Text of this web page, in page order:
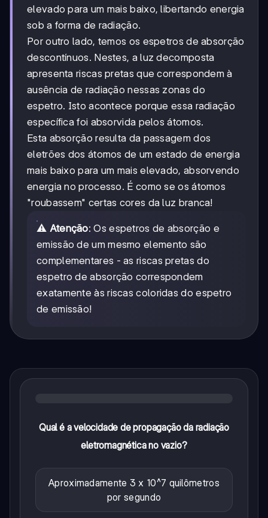
elevado para um mais baixo, libertando energia
sob a forma de radiação.
Por outro lado, temos os espetros de absorção
descontínuos. Nestes, a luz decomposta
apresenta riscas pretas que correspondem à
ausência de radiação nessas zonas do
espetro. Isto acontece porque essa radiação
específica foi absorvida pelos átomos.
Esta absorção resulta da passagem dos
eletrões dos átomos de um estado de energia
mais baixo para um mais elevado, absorvendo
energia no processo. É como se os átomos
"roubassem" certas cores da luz branca!
⚠️ Atenção: Os espetros de absorção e
emissão de um mesmo elemento são
complementares - as riscas pretas do
espetro de absorção correspondem
exatamente às riscas coloridas do espetro
de emissão!
Qual é a velocidade de propagação da radiação
eletromagnética no vazio?
Aproximadamente 3 x 10^7 quilômetros
por segundo